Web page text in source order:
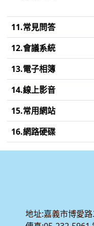
11.常見問答
12.會議系統
13.電子相簿
14.線上影音
15.常用網站
16.網路硬碟
地址:嘉義市博愛